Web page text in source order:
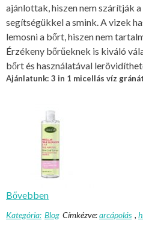
ajánlottak, hiszen nem szárítják
segítségükkel a smink. A vizek
lemosni a bőrt, hiszen nem
Érzékeny bőrűeknek is kiváló
bőrt és használatával
Ajánlatunk: 3 in 1 micellás víz
Bővebben
Kategória: Blog Címkézve:arcápolás ,